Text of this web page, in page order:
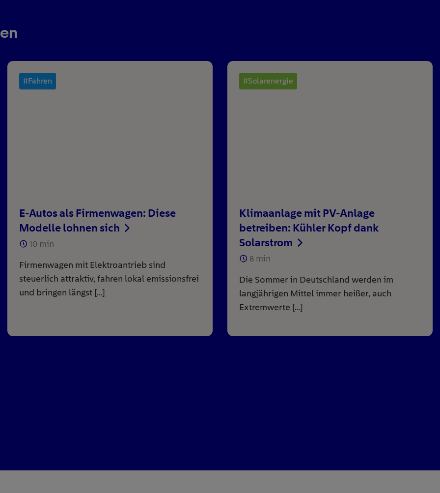
#Fahren
E-Autos als Firmenwagen: Diese
Modelle lohnen sich
10 min
Firmenwagen mit Elektroantrieb sind
steuerlich attraktiv, fahren lokal emissionsfrei
und bringen längst […]
#Solarenergie
Klimaanlage mit PV-Anlage
betreiben: Kühler Kopf dank
Solarstrom
8 min
Die Sommer in Deutschland werden im
langjährigen Mittel immer heißer, auch
Extremwerte […]